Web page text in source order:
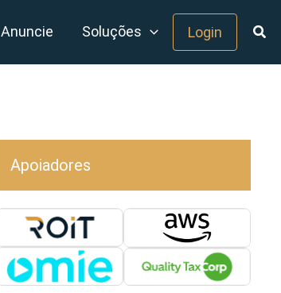
Anuncie Soluções Login
Apoiadores